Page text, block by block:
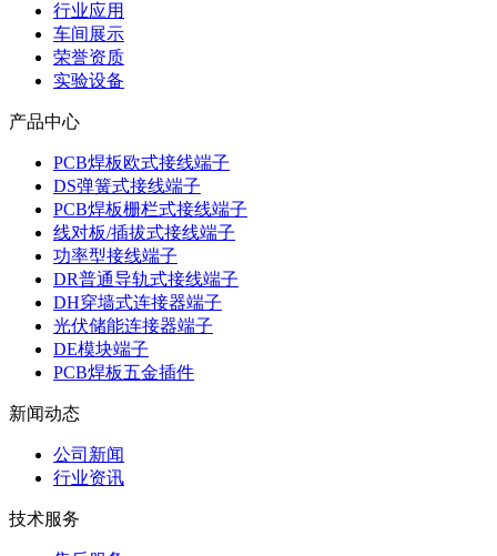
行业应用
车间展示
荣誉资质
实验设备
产品中心
PCB焊板欧式接线端子
DS弹簧式接线端子
PCB焊板栅栏式接线端子
线对板/插拔式接线端子
功率型接线端子
DR普通导轨式接线端子
DH穿墙式连接器端子
光伏储能连接器端子
DE模块端子
PCB焊板五金插件
新闻动态
公司新闻
行业资讯
技术服务